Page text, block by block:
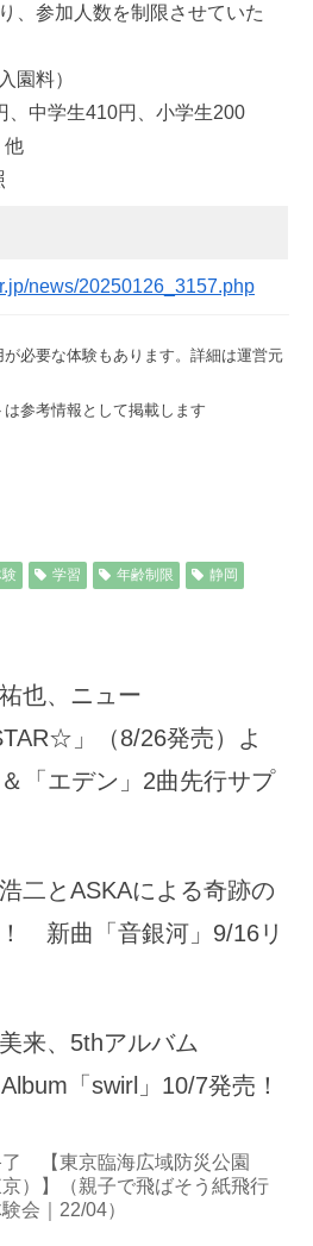
、参加人数を制限させていた
園料）
中学生410円、小学生200
他
news/20250126_3157.php
必要な体験もあります。詳細は運営元
参考情報として掲載します
学習 年齢制限 静岡
也、ニュー
」（8/26発売）よ
「エデン」2曲先行サプ
二とASKAによる奇跡の
新曲「音銀河」9/16リ
来、5thアルバム
「swirl」10/7発売！
【東京臨海広域防災公園
京）】（親子で飛ばそう紙飛行
会｜22/04）